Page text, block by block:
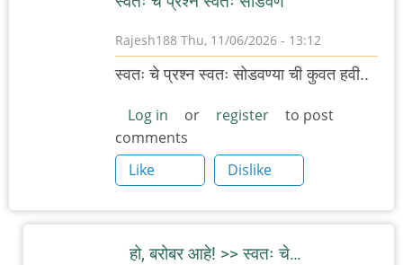
Rajesh188 Thu, 11/06/2026 - 13:12
स्वतः चे प्रश्न स्वतः सोडवण्या ची कुवत हवी..
Log in or register
to post
comments
Like
Dislike
हो, बरोबर आहे! >> स्वतः चे…